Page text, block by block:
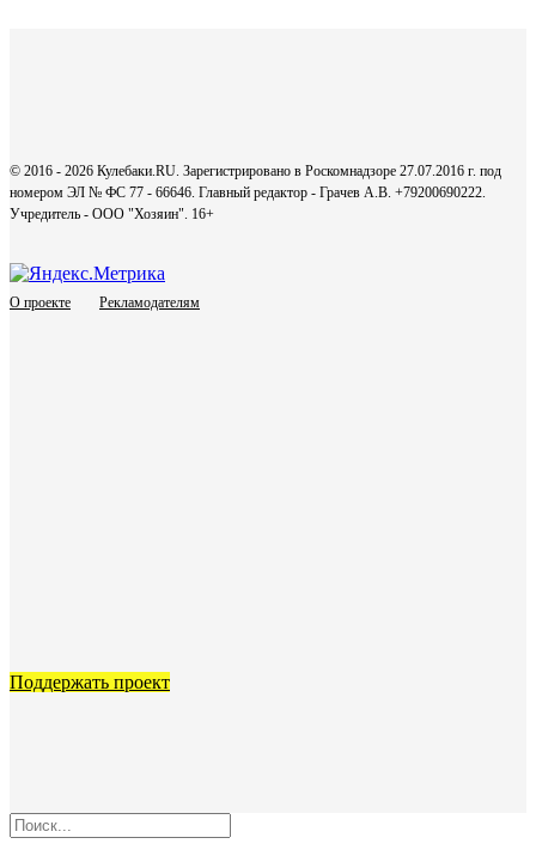
© 2016 - 2026 Кулебаки.RU. Зарегистрировано в Роскомнадзоре 27.07.2016 г. под
номером ЭЛ № ФС 77 - 66646. Главный редактор - Грачев А.В. +79200690222.
Учредитель - ООО "Хозяин". 16+
О проекте Рекламодателям
Поддержать проект